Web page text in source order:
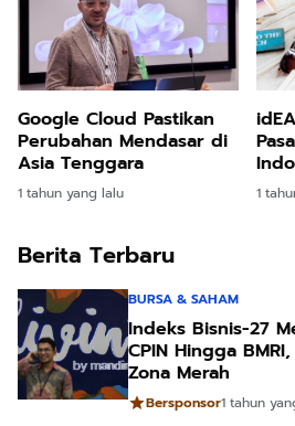
Google Cloud Pastikan
Perubahan Mendasar di
Asia Tenggara
1 tahun yang lalu 1
Berita Terbaru
BURSA & SAHAM
Indeks Bisnis-27
CPIN Hingga
Zona Merah
Bersponsor1 tahun